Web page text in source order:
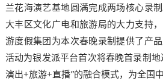
兰花海演艺基地圆满完成两场核心录
大丰区文化广电和旅游局的大力支持
游度假集团为本次春晚录制提供了产
活动为银发派平台首次将春晚首录制
演出+旅游+直播”的融合模式，为全国